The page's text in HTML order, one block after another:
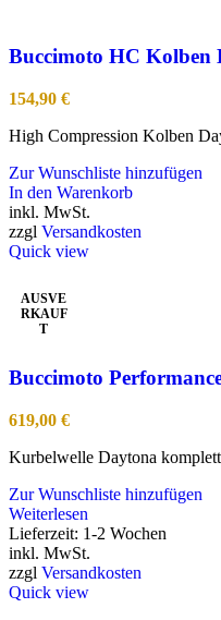
Buccimoto HC Kolben
154,90 €
High Compression Kolben
Zur Wunschliste hinzufügen
In den Warenkorb
inkl. MwSt.
zzgl Versandkosten
Quick view
AUSVE
RKAUF
T
Buccimoto
619,00 €
Kurbelwelle Daytona
Zur Wunschliste hinzufügen
Weiterlesen
Lieferzeit: 1-2 Wochen
inkl. MwSt.
zzgl Versandkosten
Quick view